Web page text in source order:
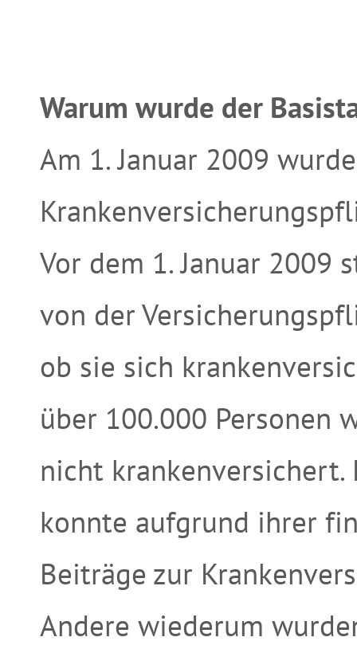
Warum wurde der
Am 1. Januar 2009
Vor dem 1. Januar 2009
von der
ob sie sich
über 100.000 Personen
nicht krankenversichert.
konnte aufgrund ihrer
Beiträge zur
Andere wiederum